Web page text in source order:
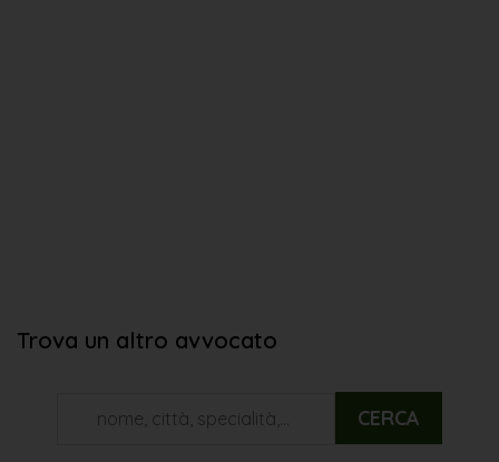
Trova un altro avvocato
CERCA